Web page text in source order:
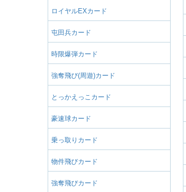
ロイヤルEXカード
屯田兵カード
時限爆弾カード
強奪飛び(周遊)カード
とっかえっこカード
豪速球カード
乗っ取りカード
物件飛びカード
強奪飛びカード